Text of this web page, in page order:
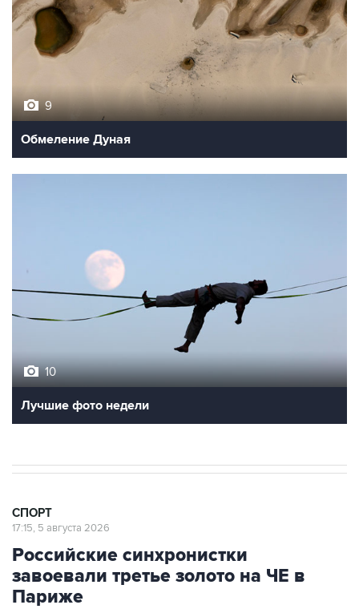
9
Обмеление Дуная
10
Лучшие фото недели
СПОРТ
17:15, 5 августа 2026
Российские синхронистки
завоевали третье золото на ЧЕ в
Париже